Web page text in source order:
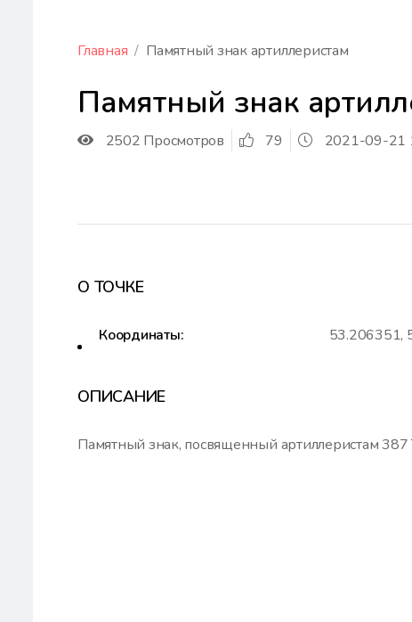
Главная Памятный знак артиллеристам
Памятный знак
2502 Просмотров 79 2021-09-21
О ТОЧКЕ
Координаты: 53.206351,
ОПИСАНИЕ
Памятный знак, посвященный артиллеристам